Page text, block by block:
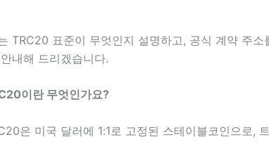
TRC20 표준이 무엇인지 설명하고, 공식 계약 주
내해 드리겠습니다.
이란 무엇인가요?
은 미국 달러에 1:1로 고정된 스테이블코인으로,